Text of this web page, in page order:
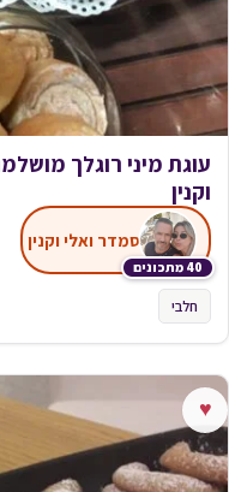
עוגת מיני רוגלך
וקנין
40 מתכונים
סמדר ואלי וקנין
חלבי
♥